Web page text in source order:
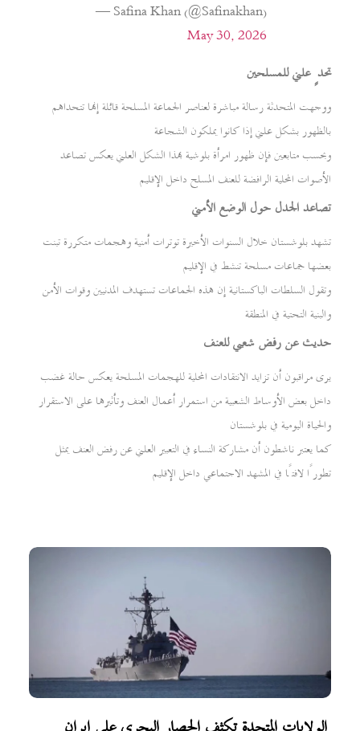
— Safina Khan (@Safinakhan)
May 30, 2026
تحدٍ علني للمسلحين
ووجهت المتحدثة رسالة مباشرة لعناصر الجماعة المسلحة قائلة إنها تتحداهم
بالظهور بشكل علني إذا كانوا يملكون الشجاعة
وبحسب متابعين فإن ظهور امرأة بلوشية بهذا الشكل العلني يعكس تصاعد
الأصوات المحلية الرافضة للعنف المسلح داخل الإقليم
تصاعد الجدل حول الوضع الأمني
تشهد بلوشستان خلال السنوات الأخيرة توترات أمنية وهجمات متكررة تبنت
بعضها جماعات مسلحة تنشط في الإقليم
وتقول السلطات الباكستانية إن هذه الجماعات تستهدف المدنيين وقوات الأمن
والبنية التحتية في المنطقة
حديث عن رفض شعبي للعنف
يرى مراقبون أن تزايد الانتقادات المحلية للهجمات المسلحة يعكس حالة غضب
داخل بعض الأوساط الشعبية من استمرار أعمال العنف وتأثيرها على الاستقرار
والحياة اليومية في بلوشستان
كما يعتبر ناشطون أن مشاركة النساء في التعبير العلني عن رفض العنف يمثل
تطورًا لافتًا في المشهد الاجتماعي داخل الإقليم